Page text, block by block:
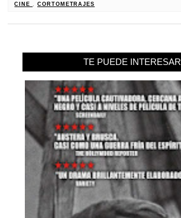
CINE
CORTOMETRAJES
TE PUEDE INTERESAR